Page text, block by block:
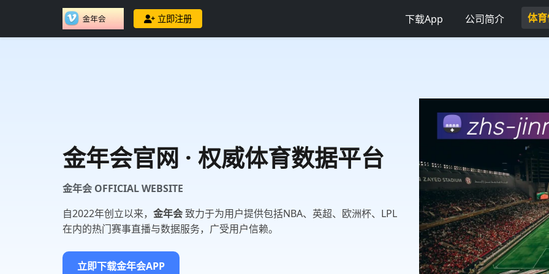
立即注册 下载App 公司简介 体
金年会官网 · 权威体育数据平台
金年会 OFFICIAL WEBSITE
自2022年创立以来， 金年会致力于为用户提供包括NBA、英超、欧洲杯、LPL
在内的热门赛事直播与数据服务，广受用户信赖。
立即下载金年会APP